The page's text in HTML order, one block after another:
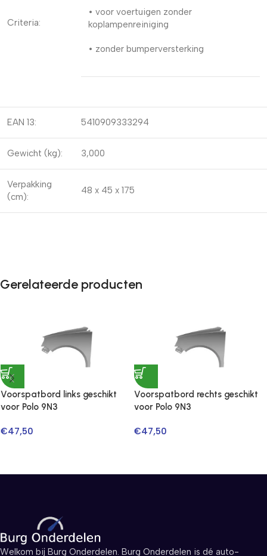
Criteria:
• voor voertuigen zonder
koplampenreiniging
• zonder bumperversterking
EAN 13: 5410909333294
Gewicht (kg): 3,000
Verpakking
(cm):
48 x 45 x 175
Gerelateerde producten
Voorspatbord links geschikt
voor Polo 9N3
€47,50
Voorspatbord rechts geschikt
voor Polo 9N3
€47,50
Welkom bij Burg Onderdelen. Burg Onderdelen is dé auto-